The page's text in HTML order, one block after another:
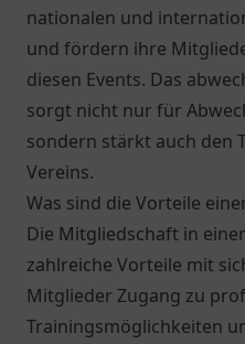
nationalen und
und fördern ihre
diesen Events. Das
sorgt nicht nur für
sondern stärkt auch den
Vereins.
Was sind die Vorteile
Die Mitgliedschaft in
zahlreiche Vorteile mit
Mitglieder Zugang zu
Trainingsmöglichkeiten